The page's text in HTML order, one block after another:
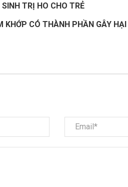
TRỊ HO CHO TRẺ
KHỚP CÓ THÀNH PHẦN GÂY HẠI